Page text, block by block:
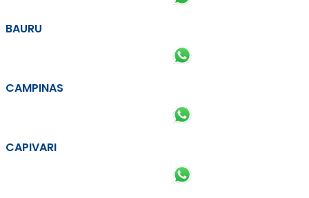
BAURU
CAMPINAS
CAPIVARI